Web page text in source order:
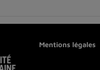
Mentions légales